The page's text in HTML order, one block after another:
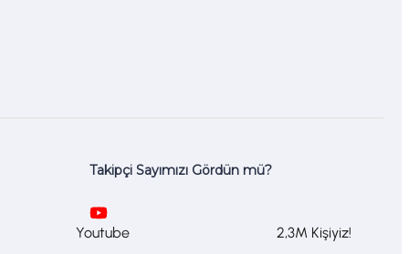
Takipçi Sayımızı Gördün mü?
Youtube 2,3M Kişiyiz!